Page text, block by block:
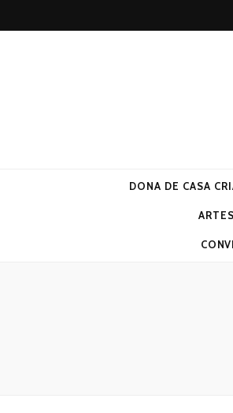
DONA DE CASA